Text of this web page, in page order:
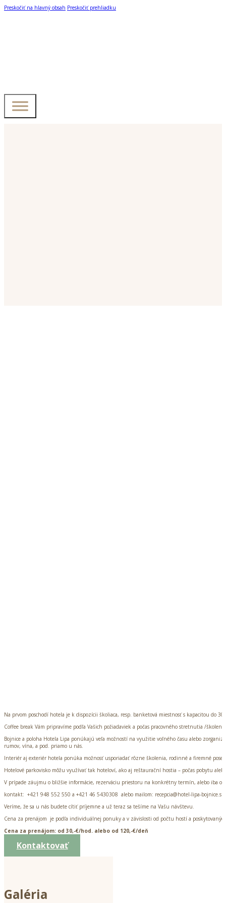
Preskočiť na hlavný obsah Preskočiť prehliadku
Na prvom poschodí hotela je k dispozícii školiaca, resp. banketová miestnosť s kapacitou do
Coffee break Vám pripravíme podľa Vašich požiadaviek a počas pracovného stretnutia /
Bojnice a poloha Hotela Lipa ponúkajú veľa možností na využitie voľného času alebo
rumov, vína, a pod. priamo u nás.
Interiér aj exteriér hotela ponúka možnosť usporiadať rôzne školenia, rodinné a firemné
Hotelové parkovisko môžu využívať tak hoteloví, ako aj reštaurační hostia – počas pobytu
V prípade záujmu o bližšie informácie, rezerváciu priestoru na konkrétny termín, alebo iba
kontakt: +421 948 552 550 a +421 46 5430308 alebo mailom: recepcia@hotel-lipa-bojnice.sk
Veríme, že sa u nás budete cítiť príjemne a už teraz sa tešíme na Vašu návštevu.
Cena za prenájom je podľa individuálnej ponuky a v závislosti od počtu hostí a
Cena za prenájom: od 30,-€/hod. alebo od 120,-€/deň
Kontaktovať
Galéria